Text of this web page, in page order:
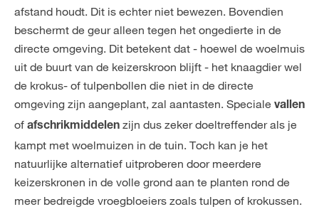
afstand houdt. Dit is echter niet bewezen. Bovendien
beschermt de geur alleen tegen het ongedierte in de
directe omgeving. Dit betekent dat - hoewel de woelmuis
uit de buurt van de keizerskroon blijft - het knaagdier wel
de krokus- of tulpenbollen die niet in de directe
omgeving zijn aangeplant, zal aantasten. Speciale vallen
of afschrikmiddelen zijn dus zeker doeltreffender als je
kampt met woelmuizen in de tuin. Toch kan je het
natuurlijke alternatief uitproberen door meerdere
keizerskronen in de volle grond aan te planten rond de
meer bedreigde vroegbloeiers zoals tulpen of krokussen.